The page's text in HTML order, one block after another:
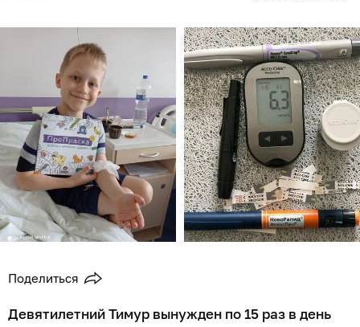
Поделиться
Девятилетний Тимур вынужден по 15 раз в день